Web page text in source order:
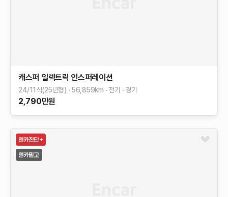
캐스퍼 일렉트릭 인스퍼레이션
24/11식(25년형) 56,859km 전기 경기
2,790만원